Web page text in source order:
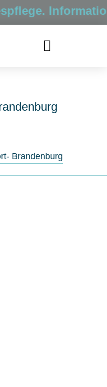
Brandenburg